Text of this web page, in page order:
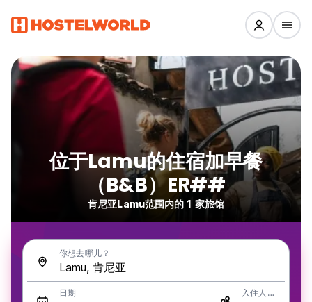
位于Lamu的住宿加早餐
（B&B）ER##
肯尼亚Lamu范围内的 1 家旅馆
你想去哪儿？
日期 入住人数